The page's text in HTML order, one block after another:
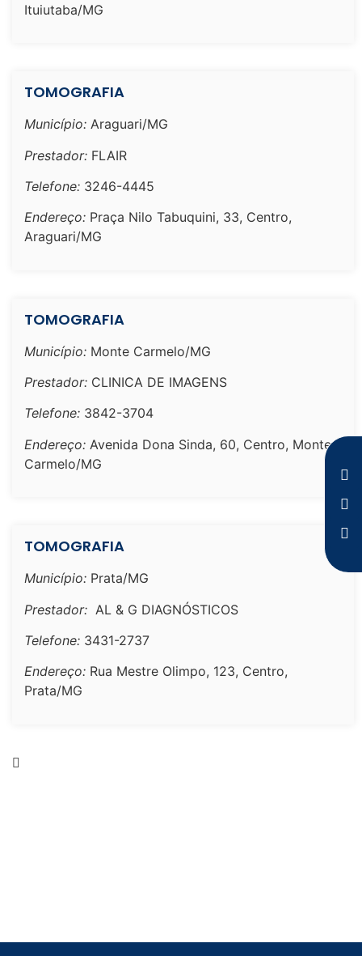
Ituiutaba/MG
TOMOGRAFIA
Município: Araguari/MG
Prestador: FLAIR
Telefone: 3246-4445
Endereço: Praça Nilo Tabuquini, 33, Centro,
Araguari/MG
TOMOGRAFIA
Município: Monte Carmelo/MG
Prestador: CLINICA DE IMAGENS
Telefone: 3842-3704
Endereço: Avenida Dona Sinda, 60, Centro, Monte
Carmelo/MG
TOMOGRAFIA
Município: Prata/MG
Prestador: AL & G DIAGNÓSTICOS
Telefone: 3431-2737
Endereço: Rua Mestre Olimpo, 123, Centro,
Prata/MG